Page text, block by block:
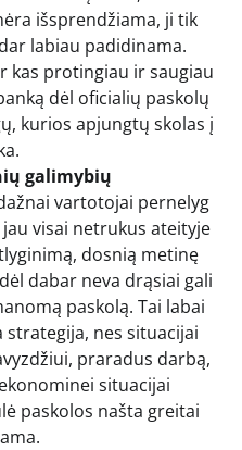
išsprendžiama, ji tik
labiau padidinama.
kas protingiau ir saugiau
dėl oficialių paskolų
kurios apjungtų skolas į
galimybių
vartotojai pernelyg
visai netrukus ateityje
dosnią metinę
dabar neva drąsiai gali
paskolą. Tai labai
nes situacijai
praradus darbą,
situacijai
paskolos našta greitai